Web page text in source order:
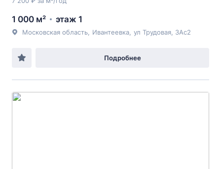
1 000 м² этаж 1
Московская область Ивантеевка ул Трудовая , 3Ас2
Подробнее